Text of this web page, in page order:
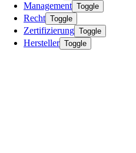
Management Toggle
Recht Toggle
Zertifizierung Toggle
Hersteller Toggle